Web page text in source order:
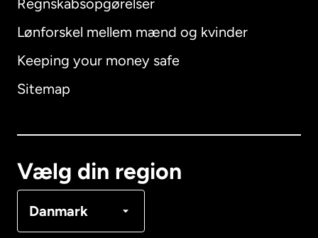
Regnskabsopgørelser
Lønforskel mellem mænd og kvinder
Keeping your money safe
Sitemap
Vælg din region
Danmark
Australien